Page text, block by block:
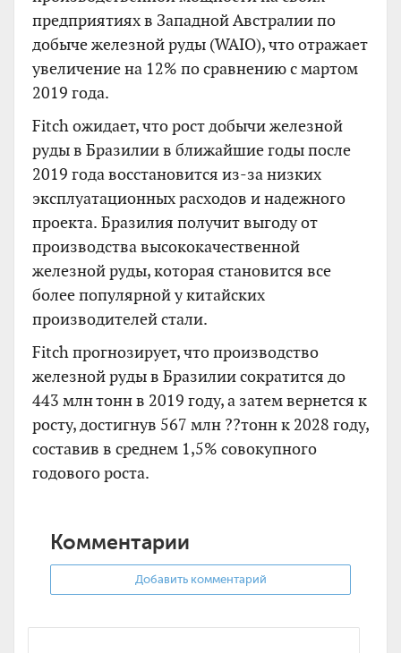
предприятиях в Западной Австралии по
добыче железной руды (WAIO), что отражает
увеличение на 12% по сравнению с мартом
2019 года.
Fitch ожидает, что рост добычи железной
руды в Бразилии в ближайшие годы после
2019 года восстановится из-за низких
эксплуатационных расходов и надежного
проекта. Бразилия получит выгоду от
производства высококачественной
железной руды, которая становится все
более популярной у китайских
производителей стали.
Fitch прогнозирует, что производство
железной руды в Бразилии сократится до
443 млн тонн в 2019 году, а затем вернется к
росту, достигнув 567 млн ??тонн к 2028 году,
составив в среднем 1,5% совокупного
годового роста.
Комментарии
Добавить комментарий